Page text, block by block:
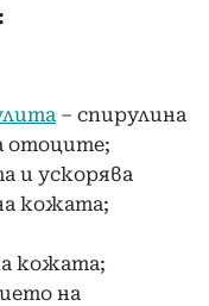
– спирулина
отоците;
и ускорява
кожата;
кожата;
на